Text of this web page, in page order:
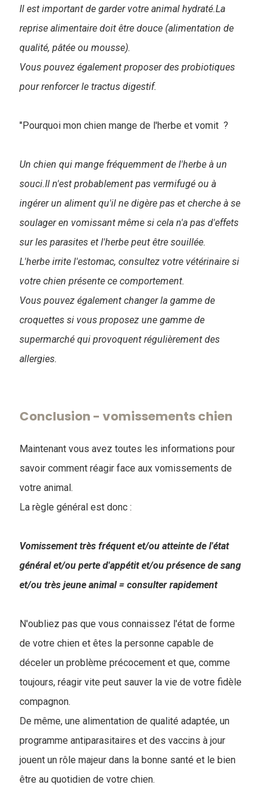
Il est important de garder votre animal hydraté.La
reprise alimentaire doit être douce (alimentation de
qualité, pâtée ou mousse).
Vous pouvez également proposer des probiotiques
pour renforcer le tractus digestif.
"Pourquoi mon chien mange de l'herbe et vomit ?
Un chien qui mange fréquemment de l'herbe à un
souci.Il n'est probablement pas vermifugé ou à
ingérer un aliment qu'il ne digère pas et cherche à se
soulager en vomissant même si cela n'a pas d'effets
sur les parasites et l'herbe peut être souillée.
L'herbe irrite l'estomac, consultez votre vétérinaire si
votre chien présente ce comportement.
Vous pouvez également changer la gamme de
croquettes si vous proposez une gamme de
supermarché qui provoquent régulièrement des
allergies.
Conclusion - vomissements chien
Maintenant vous avez toutes les informations pour
savoir comment réagir face aux vomissements de
votre animal.
La règle général est donc :
Vomissement très fréquent et/ou atteinte de l'état
général et/ou perte d'appétit et/ou présence de sang
et/ou très jeune animal = consulter rapidement
N'oubliez pas que vous connaissez l'état de forme
de votre chien et êtes la personne capable de
déceler un problème précocement et que, comme
toujours, réagir vite peut sauver la vie de votre fidèle
compagnon.
De même, une alimentation de qualité adaptée, un
programme antiparasitaires et des vaccins à jour
jouent un rôle majeur dans la bonne santé et le bien
être au quotidien de votre chien.